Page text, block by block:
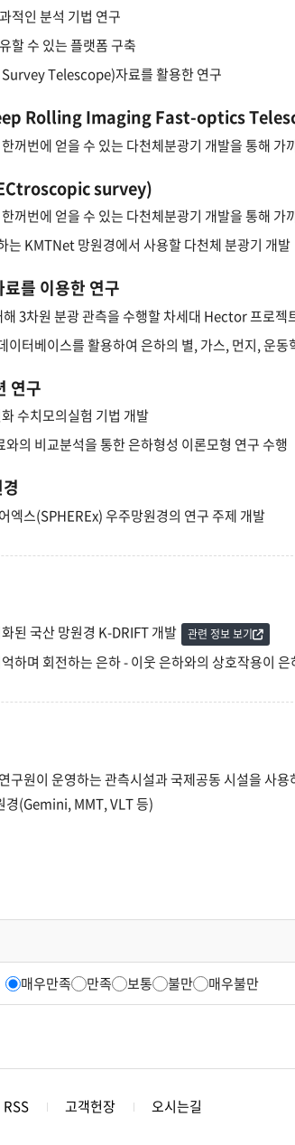
적인 분석 기법 연구
할 수 있는 플랫폼 구축
Telescope)자료를 활용한 연구
Rolling Imaging Fast-optics
꺼번에 얻을 수 있는 다천체분광기 개발을 통해 가
survey)
꺼번에 얻을 수 있는 다천체분광기 개발을 통해 가
는 KMTNet 망원경에서 사용할 다천체 분광기 개발
를 이용한 연구
3차원 분광 관측을 수행할 차세대 Hector 프로젝
이터베이스를 활용하여 은하의 별, 가스, 먼지, 운동
연구
수치모의실험 기법 개발
의 비교분석을 통한 은하형성 이론모형 연구 수행
엑스(SPHEREx) 우주망원경의 연구 주제 개발
된 국산 망원경 K-DRIFT 개발 관련 정보 보기
하며 회전하는 은하 - 이웃 은하와의 상호작용이
구원이 운영하는 관측시설과 국제공동 시설을 사
경(Gemini, MMT, VLT 등)
매우만족 만족 보통 불만 매우불만
RSS 고객헌장 오시는길